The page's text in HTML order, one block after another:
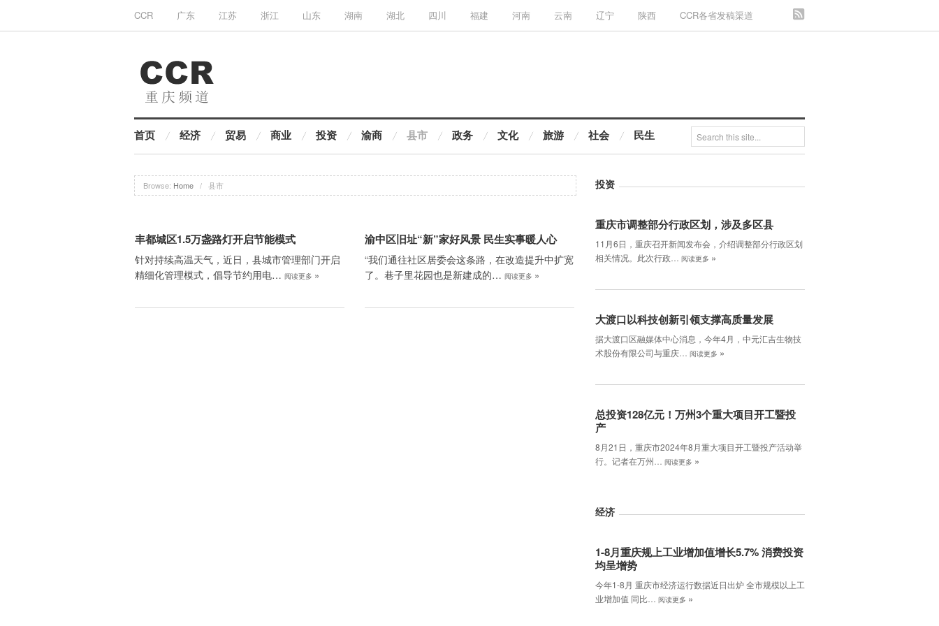
CCR 广东 江苏 浙江 山东 湖南 湖北 四川 福建 河南 云南 辽宁 陕西 CCR各省发稿渠道
首页 经济 贸易 商业 投资 渝商 县市 政务 文化 旅游 社会 民生
Browse: Home / 县市
丰都城区1.5万盏路灯开启节能模式
针对持续高温天气，近日，县城市管理部门开启
精细化管理模式，倡导节约用电…阅读更多 »
渝中区旧址“新”家好风景 民生实事暖人心
“我们通往社区居委会这条路，在改造提升中扩宽
了。巷子里花园也是新建成的…阅读更多 »
投资
重庆市调整部分行政区划，涉及多区县
11月6日，重庆召开新闻发布会，介绍调整部分行政区划
相关情况。此次行政…
阅读更多 »
大渡口以科技创新引领支撑高质量发展
据大渡口区融媒体中心消息，今年4月，中元汇吉生物技
术股份有限公司与重庆…
阅读更多 »
总投资128亿元！万州3个重大项目开工暨投
产
8月21日，重庆市2024年8月重大项目开工暨投产活动举
行。记者在万州…
阅读更多 »
经济
1-8月重庆规上工业增加值增长5.7% 消费投资
均呈增势
今年1-8月 重庆市经济运行数据近日出炉 全市规模以上工
业增加值 同比…
阅读更多 »